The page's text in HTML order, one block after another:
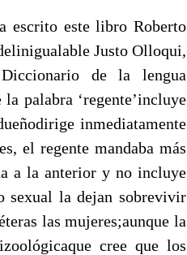
escrito este libro Roberto
Justo Olloqui,
de la lengua
palabra ‘regente’incluye
inmediatamente
el regente mandaba más
a la anterior y no incluye
sexual la dejan sobrevivir
las mujeres;aunque la
cree que los